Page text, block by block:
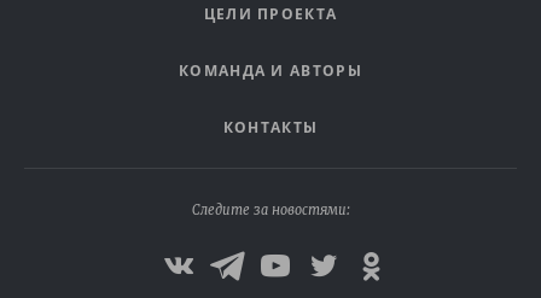
ЦЕЛИ ПРОЕКТА
КОМАНДА И АВТОРЫ
КОНТАКТЫ
Следите за новостями: